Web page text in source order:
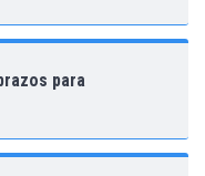
para